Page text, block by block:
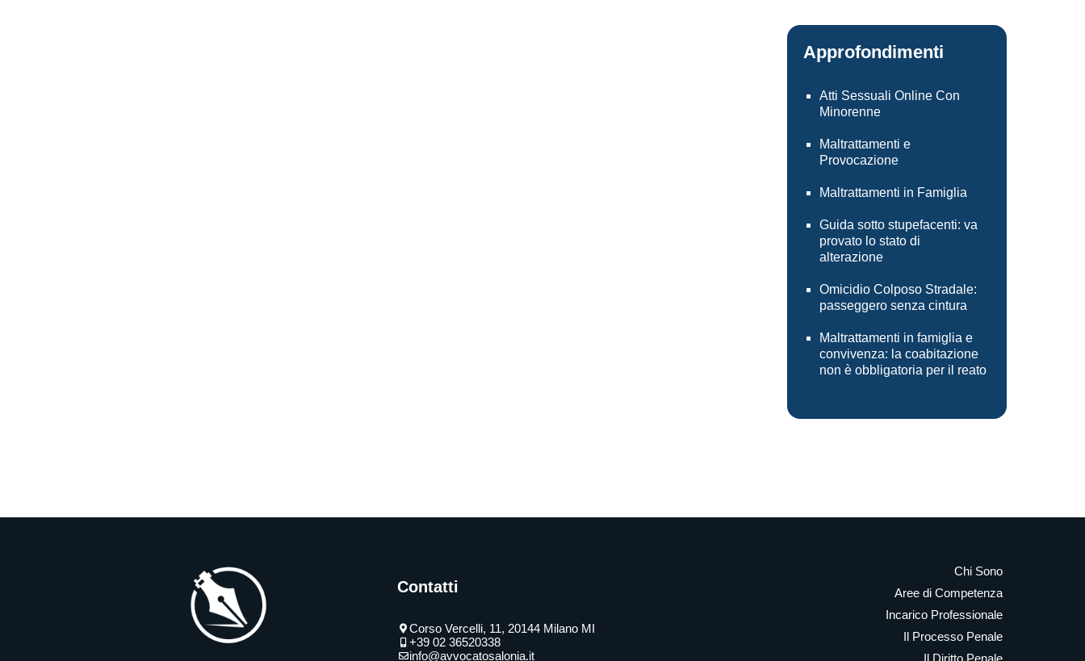
Approfondimenti
Atti Sessuali Online Con
Minorenne
Maltrattamenti e
Provocazione
Maltrattamenti in Famiglia
Guida sotto stupefacenti: va
provato lo stato di
alterazione
Omicidio Colposo Stradale:
passeggero senza cintura
Maltrattamenti in famiglia e
convivenza: la coabitazione
non è obbligatoria per il reato
Contatti
Corso Vercelli, 11, 20144 Milano MI
+39 02 36520338
info@avvocatosalonia.it
Chi Sono
Aree di Competenza
Incarico Professionale
Il Processo Penale
Il Diritto Penale